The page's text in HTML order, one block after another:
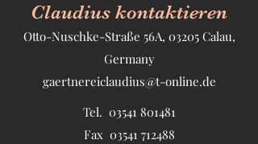
Claudius kontaktieren
Otto-Nuschke-Straße 56A, 03205 Calau,
Germany
gaertnereiclaudius@t-online.de
Tel. 03541 801481
Fax 03541 712488